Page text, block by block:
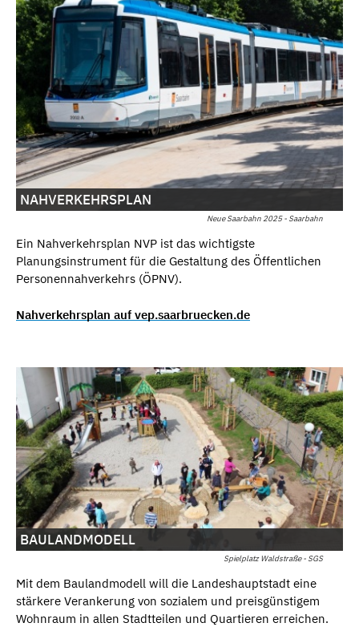
Neue Saarbahn 2025 - Saarbahn
NAHVERKEHRSPLAN
Ein Nahverkehrsplan NVP ist das wichtigste
Planungsinstrument für die Gestaltung des Öffentlichen
Personennahverkehrs (ÖPNV).
Nahverkehrsplan auf vep.saarbruecken.de
Spielplatz Waldstraße - SGS
BAULANDMODELL
Mit dem Baulandmodell will die Landeshauptstadt eine
stärkere Verankerung von sozialem und preisgünstigem
Wohnraum in allen Stadtteilen und Quartieren erreichen.